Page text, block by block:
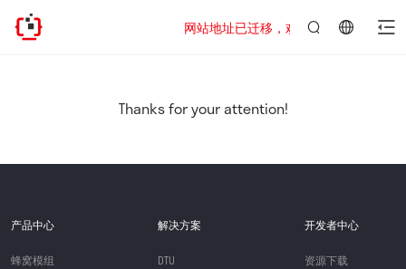
网站地址已迁移，欢迎访问新址：
Thanks for your attention!
产品中心
蜂窝模组
解决方案
DTU
开发者中心
资源下载